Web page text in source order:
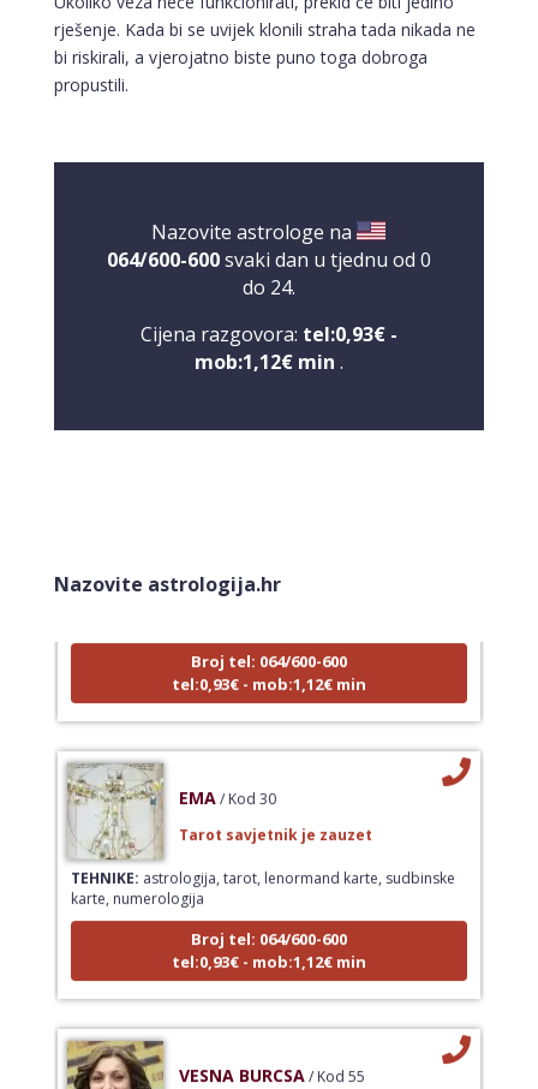
rješenje. Kada bi se uvijek klonili straha tada nikada ne
bi riskirali, a vjerojatno biste puno toga dobroga
propustili.
Nazovite astrologe na
064/600-600svaki dan u tjednu od 0
do 24.
Cijena razgovora: tel:0,93€ -
mob:1,12€ min .
Nazovite astrologija.hr
sudbinske karte, anđeoske poruke
Broj tel: 064/600-600
tel:0,93€ - mob:1,12€ min
TEHNIKE:astrologija, tarot, lenormand karte, sudbinske
karte, numerologija
Broj tel: 064/600-600
tel:0,93€ - mob:1,12€ min